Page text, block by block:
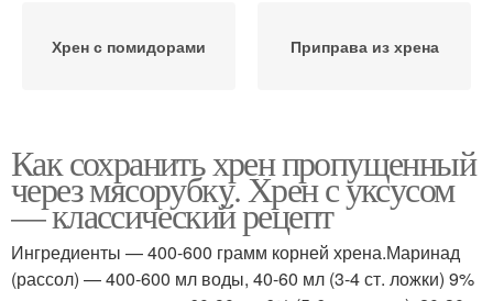
Хрен с помидорами Приправа из хрена
Как сохранить хрен пропущенный
через мясорубку. Хрен с уксусом
— классический рецепт
Ингредиенты — 400-600 грамм корней хрена.Маринад
(рассол) — 400-600 мл воды, 40-60 мл (3-4 ст. ложки) 9%